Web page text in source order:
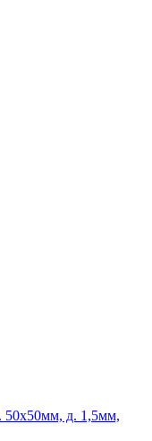
50х50мм, д. 1,5мм,